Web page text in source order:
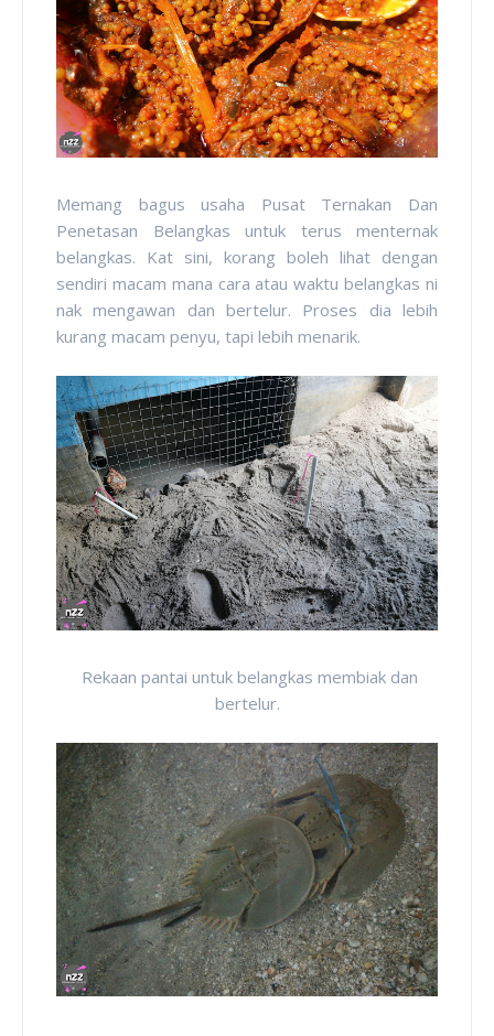
Memang bagus usaha Pusat Ternakan Dan
Penetasan Belangkas untuk terus menternak
belangkas. Kat sini, korang boleh lihat dengan
sendiri macam mana cara atau waktu belangkas ni
nak mengawan dan bertelur. Proses dia lebih
kurang macam penyu, tapi lebih menarik.
Rekaan pantai untuk belangkas membiak dan
bertelur.